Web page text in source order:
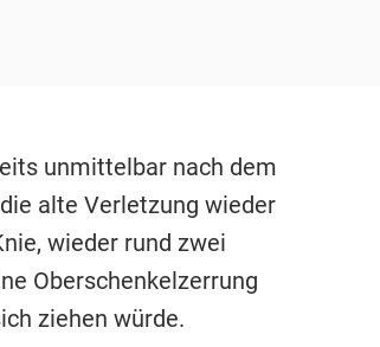
unmittelbar nach dem
alte Verletzung wieder
wieder rund zwei
Oberschenkelzerrung
ziehen würde.